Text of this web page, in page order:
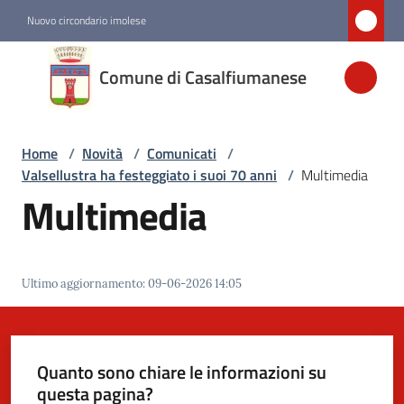
Nuovo circondario imolese
Comune di Casalfiumanese
Comune di
Casalfiumanese
Amministrazione
Novità
Menu selezionato
Servizi
Vivere
Home / Novità / Comunicati /
Valsellustra ha festeggiato i suoi 70 anni / Multimedia
Multimedia
Ultimo aggiornamento:09-06-2026 14:05
Quanto sono chiare le informazioni su
questa pagina?